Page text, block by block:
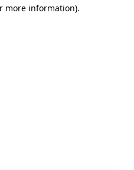
more information).